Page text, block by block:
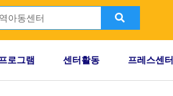
Search
로그램 센터활동 프레스센터